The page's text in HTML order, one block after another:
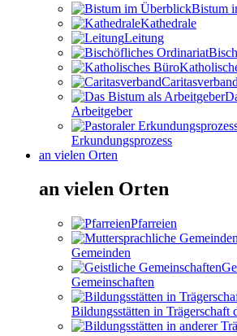
Bistum
Kathedrale
Leitung
Caritasverband
Arbeitgeber
Erkundungsprozess
an vielen Orten
an vielen Orten
Pfarreien
Gemeinden
Gemeinschaften
Bildungsstätten in Trägerschaft